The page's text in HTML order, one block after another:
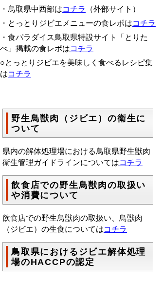
・鳥取県中西部はコチラ
（外部サイト）
・とっとりジビエメニューの食レポはコチラ
・食パラダイス鳥取県特設サイト「とりた
べ」掲載の食レポはコチラ
○とっとりジビエを美味しく食べるレシピ集
はコチラ
野生鳥獣肉（ジビエ）の衛生に
ついて
県内の解体処理場における鳥取県野生獣肉
衛生管理ガイドラインについてはコチラ
飲食店での野生鳥獣肉の取扱い
や消費について
飲食店での野生鳥獣肉の取扱い、鳥獣肉
（ジビエ）の生食についてはコチラ
鳥取県におけるジビエ解体処理
場のHACCPの認定